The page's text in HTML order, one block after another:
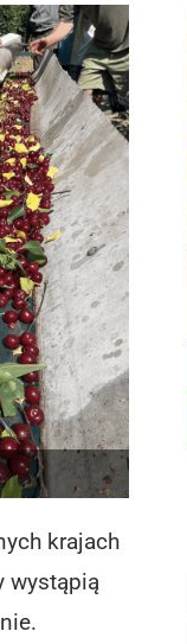
krajach
wystąpią